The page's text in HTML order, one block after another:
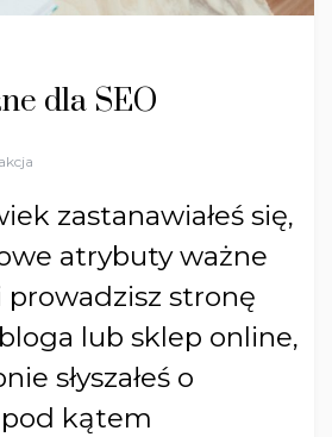
dla SEO
zastanawiałeś się,
atrybuty ważne
prowadzisz stronę
lub sklep online,
słyszałeś o
kątem